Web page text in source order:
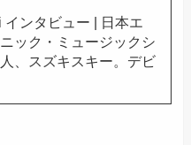
インタビュー | 日本エ
ック・ミュージックシ
、スズキスキー。デビ